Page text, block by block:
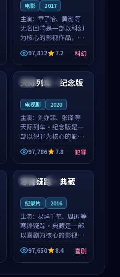
电影 2017
主演： 章子怡、黄渤 等
无名回响是一部以科幻
为核心的影视作品，围
绕危机、反转与人物成
长展开，整体节奏紧
凑，值得推荐观看。
97,812 7.2 科幻
泰国 完结
天际列车·纪念版
电视剧 2020
主演： 刘亦菲、张译 等
天际列车·纪念版是一
部以犯罪为核心的影视
作品，围绕危机、反转
与人物成长展开，整体
节奏紧凑，值得推荐观
看。
97,786 7.8 犯罪
美国 4K
寒锋疑踪·典藏
纪录片 2016
主演： 易烊千玺、周迅 等
寒锋疑踪·典藏是一部
以喜剧为核心的影视作
品，围绕危机、反转与
人物成长展开，整体节
奏紧凑，值得推荐观
97,650 8.4 喜剧